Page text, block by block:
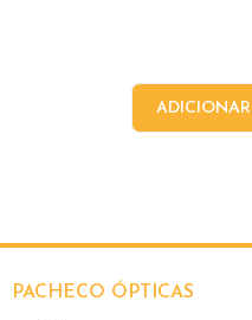
ADICIONAR
PACHECO ÓPTICAS